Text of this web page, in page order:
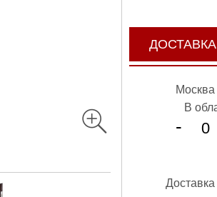
ДОСТАВКА
В
-